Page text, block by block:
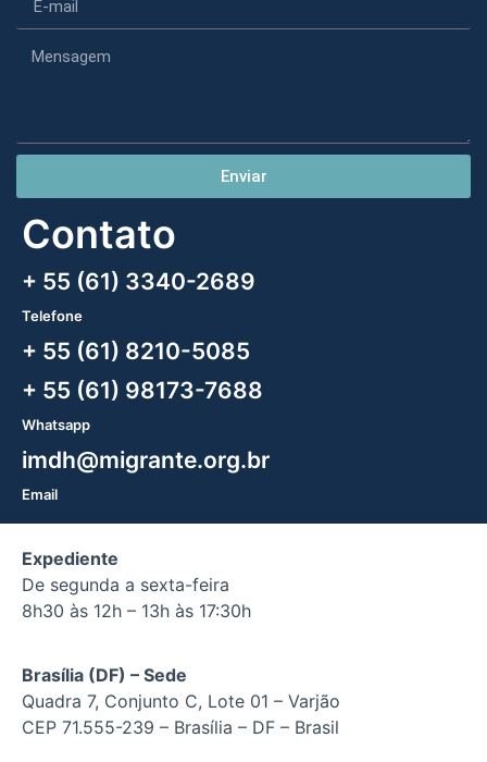
Enviar
Contato
+ 55 (61) 3340-2689
Telefone
+ 55 (61) 8210-5085
+ 55 (61) 98173-7688
Whatsapp
imdh@migrante.org.br
Email
Expediente
De segunda a sexta-feira
8h30 às 12h – 13h às 17:30h
Brasília (DF) – Sede
Quadra 7, Conjunto C, Lote 01 – Varjão
CEP 71.555-239 – Brasília – DF – Brasil